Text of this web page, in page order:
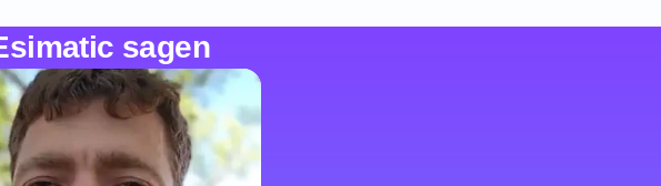
sagen